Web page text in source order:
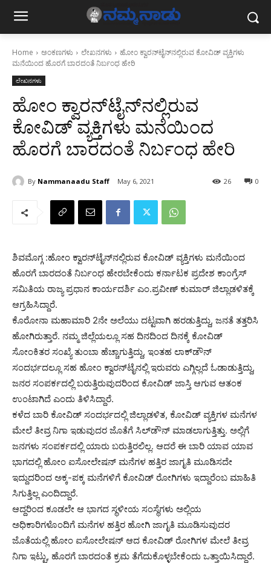
Home ಅಂಕಣಗಳು ಲೇಖನಗಳು
ಹೋಂ ಕ್ವಾರನ್‍ಟೈನ್‍ನಲ್ಲಿರುವ ಕೋವಿಡ್ ವ್ಯಕ್ತಿಗಳು
ಮನೆಯಿಂದ ಹೊರಗೆ ಬಾರದಂತೆ ನಿರ್ಬಂಧ ಹೇರಿ
ಲೇಖನಗಳು
ಹೋಂ ಕ್ವಾರನ್‍ಟೈನ್‍ನಲ್ಲಿರುವ
ಕೋವಿಡ್ ವ್ಯಕ್ತಿಗಳು ಮನೆಯಿಂದ
ಹೊರಗೆ ಬಾರದಂತೆ ನಿರ್ಬಂಧ ಹೇರಿ
By Nammanaadu Staff May 6, 2021 0
26
ಶಿವಮೊಗ್ಗ :ಹೋಂ ಕ್ವಾರನ್‍ಟೈನ್‍ನಲ್ಲಿರುವ ಕೋವಿಡ್ ವ್ಯಕ್ತಿಗಳು ಮನೆಯಿಂದ
ಹೊರಗೆ ಬಾರದಂತೆ ನಿರ್ಬಂಧ ಹೇರಬೇಕೆಂದು ಕರ್ನಾಟಕ ಪ್ರದೇಶ ಕಾಂಗ್ರೆಸ್
ಸಮಿತಿಯ ರಾಜ್ಯ ಪ್ರಧಾನ ಕಾರ್ಯದರ್ಶಿ ಎಂ.ಪ್ರವೀಣ್ ಕುಮಾರ್ ಜಿಲ್ಲಾಡಳಿತಕ್ಕೆ
ಆಗ್ರಹಿಸಿದ್ದಾರೆ.
ಕೊರೋನಾ ಮಹಾಮಾರಿ 2ನೇ ಅಲೆಯು ದಟ್ಟವಾಗಿ ಹರಡುತ್ತಿದ್ದು, ಜನತೆ ತತ್ತರಿಸಿ
ಹೋಗಿರುತ್ತಾರೆ. ನಮ್ಮ ಜಿಲ್ಲೆಯಲ್ಲೂ ಸಹ ದಿನದಿಂದ ದಿನಕ್ಕೆ ಕೋವಿಡ್
ಸೋಂಕಿತರ ಸಂಖ್ಯೆ ತುಂಬಾ ಹೆಚ್ಚಾಗುತ್ತಿದ್ದು, ಇಂತಹ ಲಾಕ್‍ಡೌನ್
ಸಂದರ್ಭದಲ್ಲೂ ಸಹ ಹೋಂ ಕ್ವಾರನ್‍ಟೈನಲ್ಲಿ ಇರುವರು ಎಗ್ಗಿಲ್ಲದೆ ಓಡಾಡುತ್ತಿದ್ದು,
ಜನರ ಸಂಪರ್ಕದಲ್ಲಿ ಬರುತ್ತಿರುವುದರಿಂದ ಕೋವಿಡ್ ಜಾಸ್ತಿ ಆಗುವ ಆತಂಕ
ಉಂಟಾಗಿದೆ ಎಂದು ತಿಳಿಸಿದ್ದಾರೆ.
ಕಳೆದ ಬಾರಿ ಕೋವಿಡ್ ಸಂದರ್ಭದಲ್ಲಿ ಜಿಲ್ಲಾಡಳಿತ, ಕೋವಿಡ್ ವ್ಯಕ್ತಿಗಳ ಮನೆಗಳ
ಮೇಲೆ ತೀವ್ರ ನಿಗಾ ಇಡುವುದರ ಜೊತೆಗೆ ಸಿಲ್‍ಡೌನ್ ಮಾಡಲಾಗುತ್ತಿತ್ತು. ಅಲ್ಲಿಗೆ
ಜನಗಳು ಸಂಪರ್ಕದಲ್ಲಿ ಯಾರು ಬರುತ್ತಿರಲಿಲ್ಲ. ಆದರೆ ಈ ಬಾರಿ ಯಾವ ಯಾವ
ಭಾಗದಲ್ಲಿ ಹೋಂ ಐಸೋಲೇಷನ್ ಮನೆಗಳ ಹತ್ತಿರ ಜಾಗೃತಿ ಮೂಡಿಸದೇ
ಇದ್ದುದರಿಂದ ಅಕ್ಕ-ಪಕ್ಕ ಮನೆಗಳಿಗೆ ಕೋವಿಡ್ ರೋಗಿಗಳು ಇದ್ದಾರೆಂಬ ಮಾಹಿತಿ
ಸಿಗುತ್ತಿಲ್ಲ ಎಂದಿದ್ದಾರೆ.
ಆದ್ದರಿಂದ ಕೂಡಲೇ ಆ ಭಾಗದ ಸ್ಥಳೀಯ ಸಂಸ್ಥೆಗಳು ಅಲ್ಲಿಯ
ಅಧಿಕಾರಿಗಳೊಂದಿಗೆ ಮನೆಗಳ ಹತ್ತಿರ ಹೋಗಿ ಜಾಗೃತಿ ಮೂಡಿಸುವುದರ
ಜೊತೆಯಲ್ಲಿ ಹೋಂ ಐಸೋಲೇಷನ್ ಆದ ಕೋವಿಡ್ ರೋಗಿಗಳ ಮೇಲೆ ತೀವ್ರ
ನಿಗಾ ಇಟ್ಟು, ಹೊರಗೆ ಬಾರದಂತೆ ಕ್ರಮ ತೆಗೆದುಕೊಳ್ಳಬೇಕೆಂದು ಒತ್ತಾಯಿಸಿದ್ದಾರೆ.